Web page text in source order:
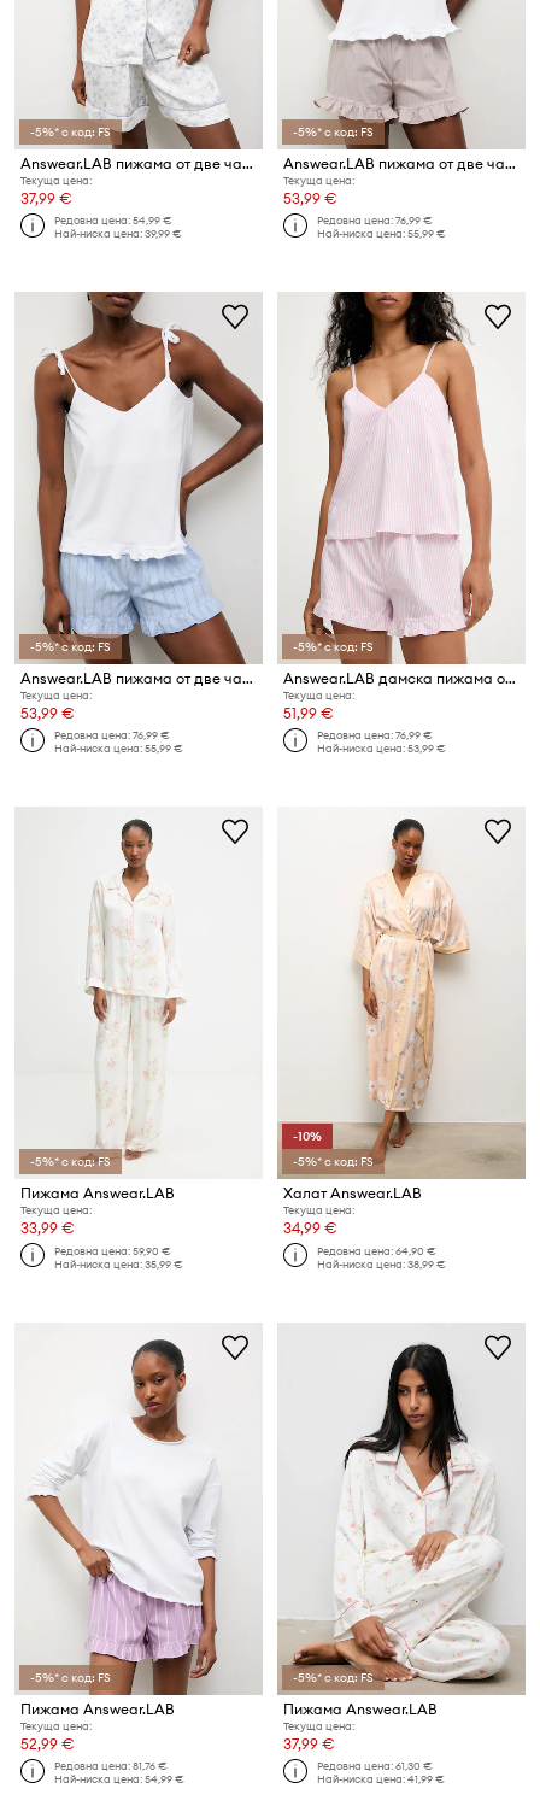
-5%* с код: FS
Answear.LAB пижама от две части дамска от вискоза
Текуща цена:
37,99 €
Редовна цена:54,99 €
Най-ниска цена:39,99 €
-5%* с код: FS
Answear.LAB пижама от две части дамска с памук
Текуща цена:
53,99 €
Редовна цена:76,99 €
Най-ниска цена:55,99 €
-5%* с код: FS
Answear.LAB пижама от две части дамска с памук
Текуща цена:
53,99 €
Редовна цена:76,99 €
Най-ниска цена:55,99 €
-5%* с код: FS
Answear.LAB дамска пижама от памук
Текуща цена:
51,99 €
Редовна цена:76,99 €
Най-ниска цена:53,99 €
-5%* с код: FS
Пижама Answear.LAB
Текуща цена:
33,99 €
Редовна цена:59,90 €
Най-ниска цена:35,99 €
-10%
-5%* с код: FS
Халат Answear.LAB
Текуща цена:
34,99 €
Редовна цена:64,90 €
Най-ниска цена:38,99 €
-5%* с код: FS
Пижама Answear.LAB
Текуща цена:
52,99 €
Редовна цена:81,76 €
Най-ниска цена:54,99 €
-5%* с код: FS
Пижама Answear.LAB
Текуща цена:
37,99 €
Редовна цена:61,30 €
Най-ниска цена:41,99 €